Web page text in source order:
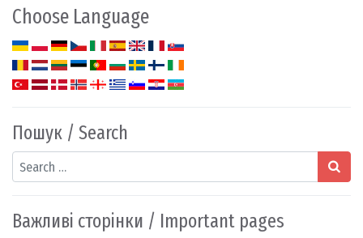
Choose Language
Пошук / Search
Search
Важливі сторінки / Important pages